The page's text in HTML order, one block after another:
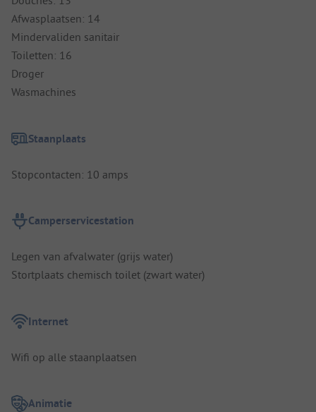
Afwasplaatsen: 14
Mindervaliden sanitair
Toiletten: 16
Droger
Wasmachines
Staanplaats
Stopcontacten: 10 amps
Camperservicestation
Legen van afvalwater (grijs water)
Stortplaats chemisch toilet (zwart water)
Internet
Wifi op alle staanplaatsen
Animatie